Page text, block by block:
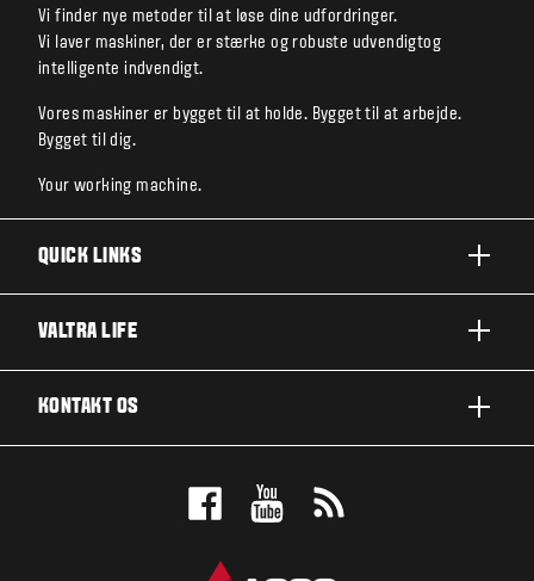
Vi finder nye metoder til at løse dine udfordringer.
Vi laver maskiner, der er stærke og robuste udvendigtog
intelligente indvendigt.
Vores maskiner er bygget til at holde. Bygget til at arbejde.
Bygget til dig.
Your working machine.
QUICK LINKS
TEKNOLOGILØSNINGER
VALTRA LIFE
KONTAKT OS